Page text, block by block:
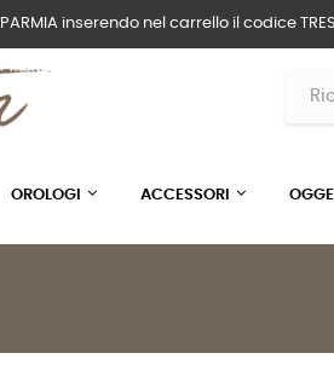
inserendo nel carrello il codice
OROLOGI ACCESSORI